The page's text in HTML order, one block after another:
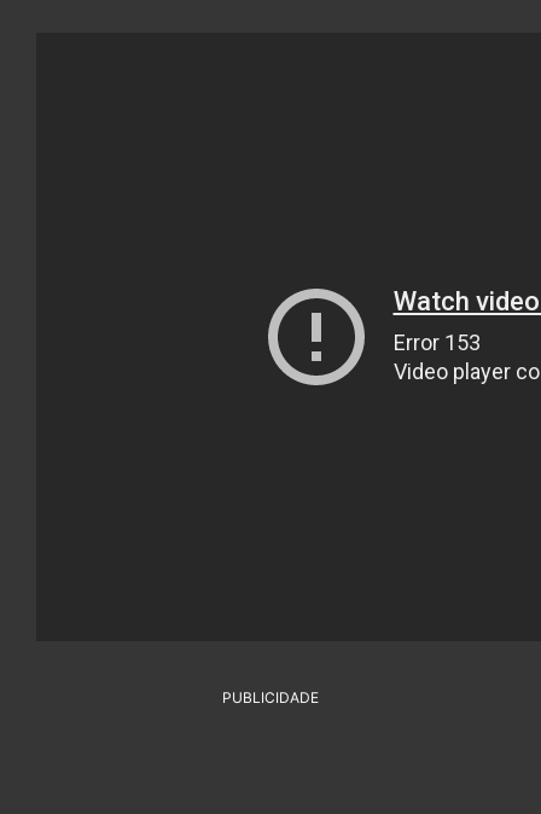
PUBLICIDADE